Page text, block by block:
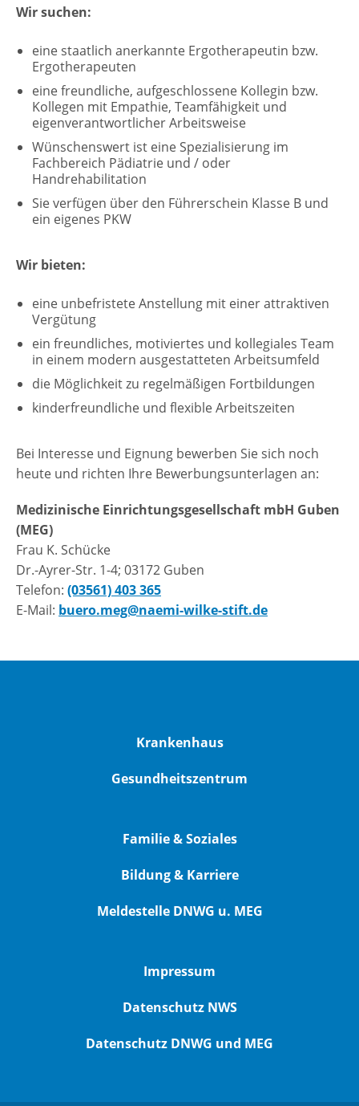
Wir suchen:
eine staatlich anerkannte Ergotherapeutin bzw.
Ergotherapeuten
eine freundliche, aufgeschlossene Kollegin bzw.
Kollegen mit Empathie, Teamfähigkeit und
eigenverantwortlicher Arbeitsweise
Wünschenswert ist eine Spezialisierung im
Fachbereich Pädiatrie und / oder
Handrehabilitation
Sie verfügen über den Führerschein Klasse B und
ein eigenes PKW
Wir bieten:
eine unbefristete Anstellung mit einer attraktiven
Vergütung
ein freundliches, motiviertes und kollegiales Team
in einem modern ausgestatteten Arbeitsumfeld
die Möglichkeit zu regelmäßigen Fortbildungen
kinderfreundliche und flexible Arbeitszeiten
Bei Interesse und Eignung bewerben Sie sich noch
heute und richten Ihre Bewerbungsunterlagen an:
Medizinische Einrichtungsgesellschaft mbH Guben
(MEG)
Frau K. Schücke
Dr.-Ayrer-Str. 1-4; 03172 Guben
Telefon: (03561) 403 365
E-Mail: buero.meg@naemi-wilke-stift.de
Krankenhaus
Gesundheitszentrum
Familie & Soziales
Bildung & Karriere
Meldestelle DNWG u. MEG
Impressum
Datenschutz NWS
Datenschutz DNWG und MEG